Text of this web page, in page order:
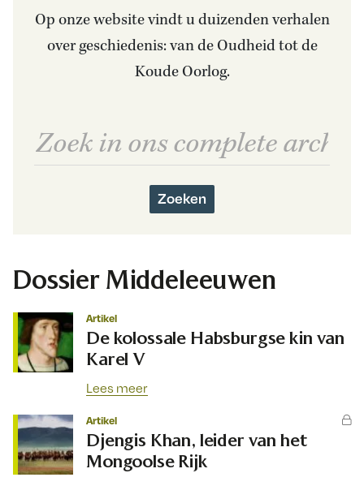
Op onze website vindt u duizenden verhalen
over geschiedenis: van de Oudheid tot de
Koude Oorlog.
Zoeken
Dossier Middeleeuwen
Artikel
De kolossale Habsburgse kin van
Karel V
Lees meer
Artikel
Djengis Khan, leider van het
Mongoolse Rijk